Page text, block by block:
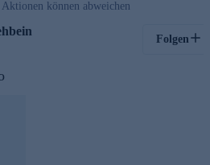
Aktionen können abweichen
Folgen